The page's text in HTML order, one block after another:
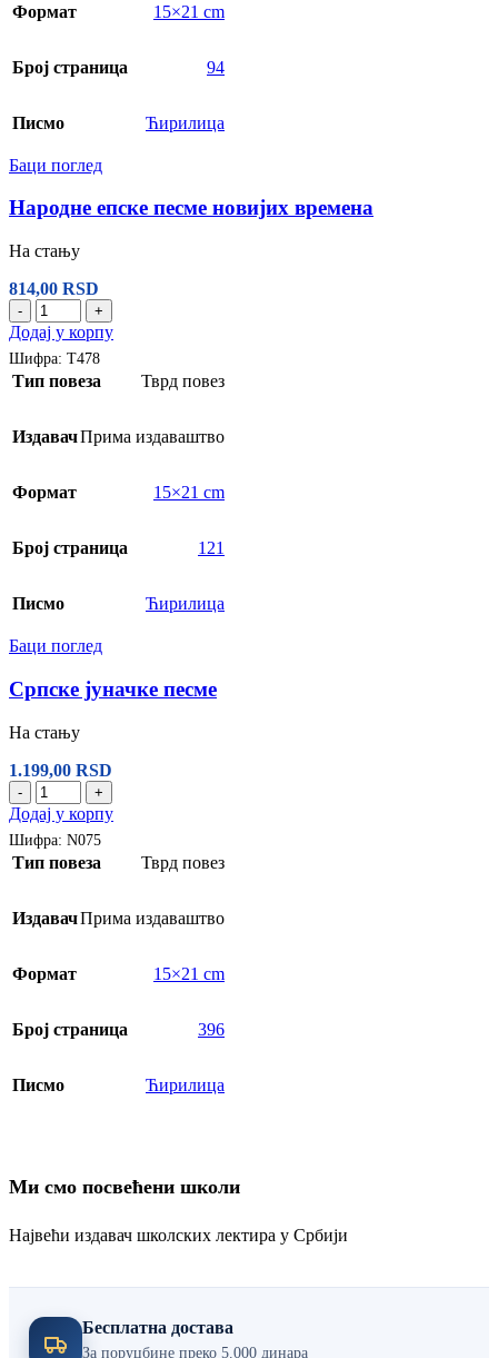
Формат 15×21 cm
Број страница 94
Писмо Ћирилица
Баци поглед
Народне епске песме новијих времена
На стању
814,00 RSD
- +
Додај у корпу
Шифра: Т478
Тип повеза Тврд повез
ИздавачПрима издаваштво
Формат 15×21 cm
Број страница 121
Писмо Ћирилица
Баци поглед
Српске јуначке песме
На стању
1.199,00 RSD
- +
Додај у корпу
Шифра: N075
Тип повеза Тврд повез
ИздавачПрима издаваштво
Формат 15×21 cm
Број страница 396
Писмо Ћирилица
Ми смо посвећени школи
Највећи издавач школских лектира у Србији
Бесплатна достава
За поруџбине преко 5.000 динара